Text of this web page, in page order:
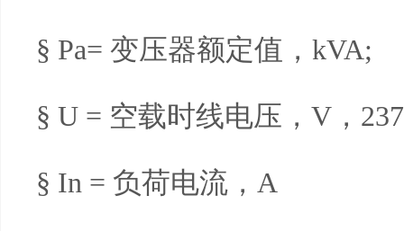
§ Pa= 变压器额定值，kVA;
§ U = 空载时线电压，V，
§ In = 负荷电流，A